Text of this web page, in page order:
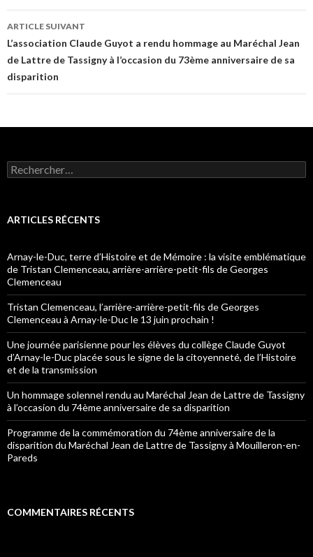
ARTICLE SUIVANT
L’association Claude Guyot a rendu hommage au Maréchal Jean
de Lattre de Tassigny à l’occasion du 73ème anniversaire de sa
disparition
Rechercher :
ARTICLES RÉCENTS
Arnay-le-Duc, terre d’Histoire et de Mémoire : la visite emblématique
de Tristan Clemenceau, arrière-arrière-petit-fils de Georges
Clemenceau
Tristan Clemenceau, l’arrière-arrière-petit-fils de Georges
Clemenceau à Arnay-le-Duc le 13 juin prochain !
Une journée parisienne pour les élèves du collège Claude Guyot
d’Arnay-le-Duc placée sous le signe de la citoyenneté, de l’Histoire
et de la transmission
Un hommage solennel rendu au Maréchal Jean de Lattre de Tassigny
à l’occasion du 74ème anniversaire de sa disparition
Programme de la commémoration du 74ème anniversaire de la
disparition du Maréchal Jean de Lattre de Tassigny à Mouilleron-en-
Pareds
COMMENTAIRES RÉCENTS